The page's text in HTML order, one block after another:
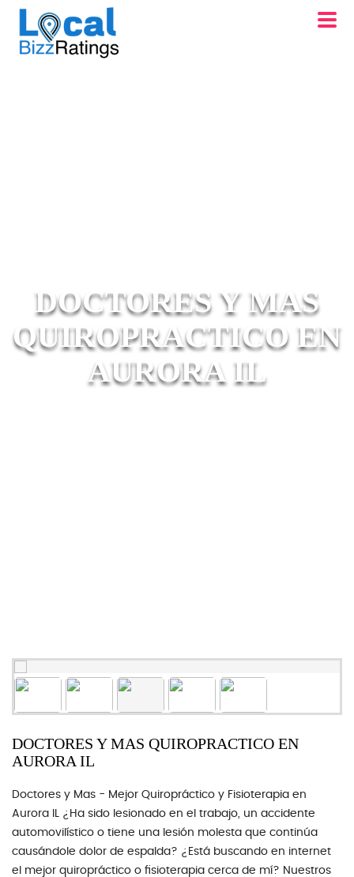
DOCTORES Y MAS
QUIROPRACTICO EN
AURORA IL
DOCTORES Y MAS QUIROPRACTICO EN
AURORA IL
Doctores y Mas - Mejor Quiropráctico y Fisioterapia en
Aurora IL ¿Ha sido lesionado en el trabajo, un accidente
automovilístico o tiene una lesión molesta que continúa
causándole dolor de espalda? ¿Está buscando en internet
el mejor quiropráctico o fisioterapia cerca de mí? Nuestros